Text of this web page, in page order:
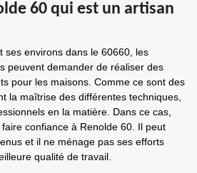
60 qui est un artisan
ses environs dans le 60660, les
peuvent demander de réaliser des
pour les maisons. Comme ce sont des
la maîtrise des différentes techniques,
en la matière. Dans ce cas,
confiance à Renolde 60. Il peut
et il ne ménage pas ses efforts
qualité de travail.